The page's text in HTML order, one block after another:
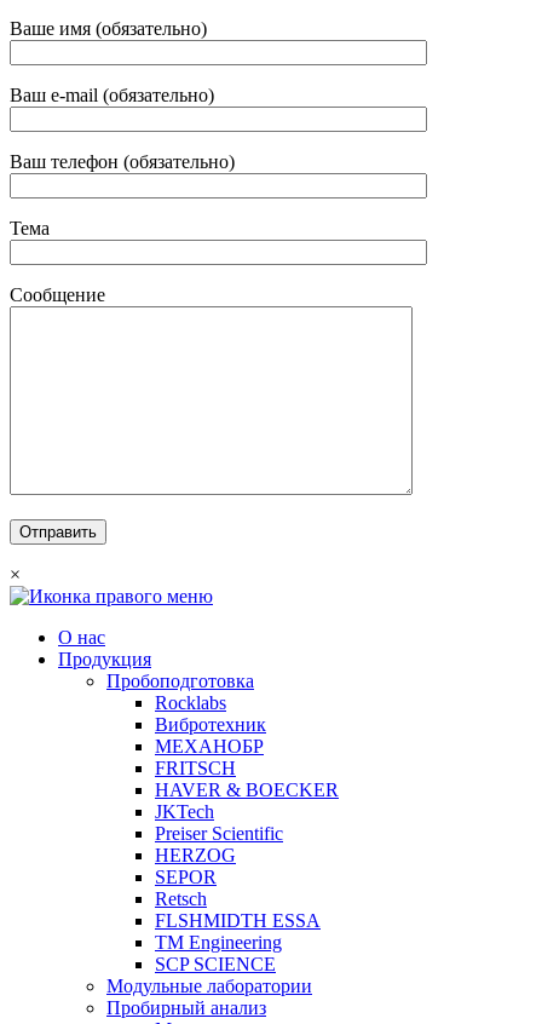
Ваше имя (обязательно)
Ваш e-mail (обязательно)
Ваш телефон (обязательно)
Тема
Сообщение
×
О нас
Продукция
Пробоподготовка
Rocklabs
Вибротехник
МЕХАНОБР
FRITSCH
HAVER & BOECKER
JKTech
Preiser Scientific
HERZOG
SEPOR
Retsch
FLSHMIDTH ESSA
TM Engineering
SCP SCIENCE
Модульные лаборатории
Пробирный анализ